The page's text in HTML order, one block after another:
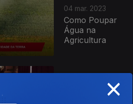
04 mar. 2023
Como Poupar
Água na
Agricultura
×